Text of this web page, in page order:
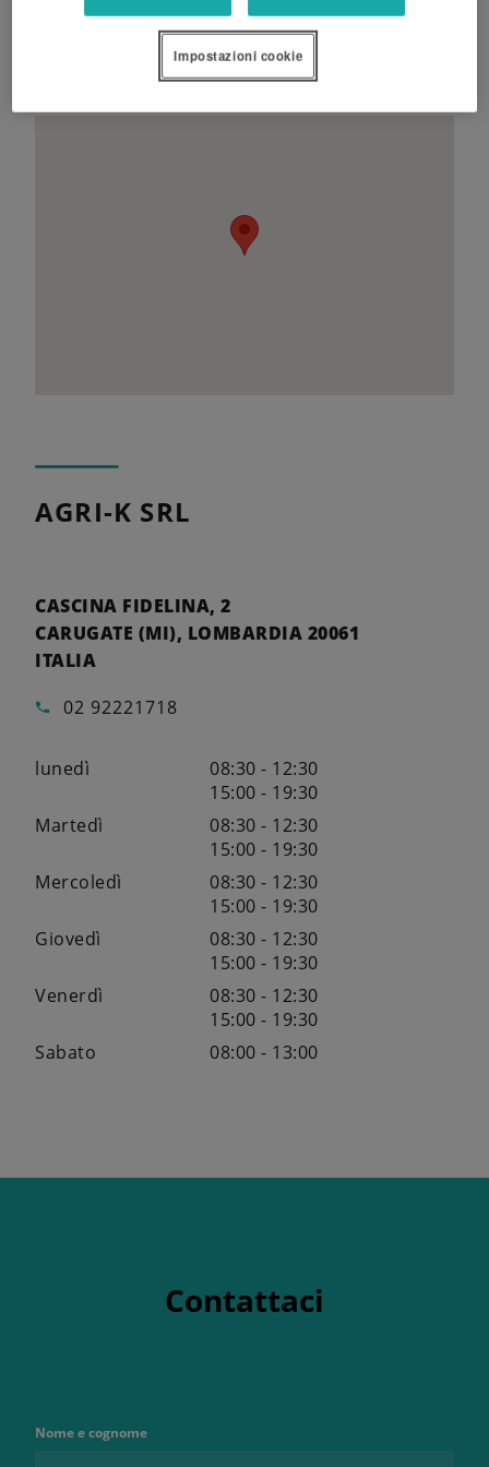
AGRI-K SRL
CASCINA FIDELINA, 2
CARUGATE (MI), LOMBARDIA 20061
ITALIA
02 92221718
lunedì
08:30 - 12:30
15:00 - 19:30
Martedì
08:30 - 12:30
15:00 - 19:30
Mercoledì
08:30 - 12:30
15:00 - 19:30
Giovedì
08:30 - 12:30
15:00 - 19:30
Venerdì
08:30 - 12:30
15:00 - 19:30
Sabato
08:00 - 13:00
Contattaci
Nome e cognome
Impostazioni cookie